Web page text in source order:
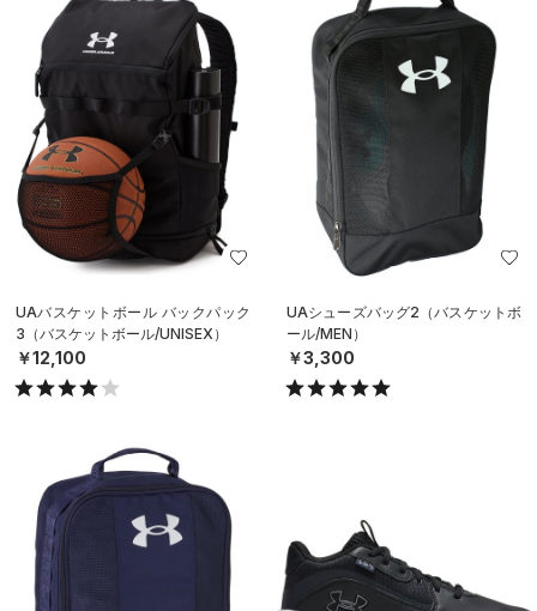
UAバスケットボール バックパック
3（バスケットボール/UNISEX）
￥12,100
UAシューズバッグ2（バスケットボ
ール/MEN）
￥3,300